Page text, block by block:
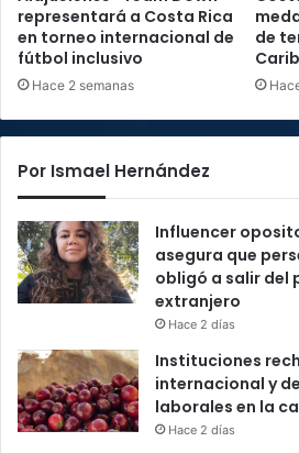
representará a Costa Rica
en torneo internacional de
fútbol inclusivo
Hace 2 semanas
de
Por Ismael Hernández
Influencer
asegura que
obligó a salir del
extranjero
Hace 2 días
Instituciones
internacional y
laborales en la
Hace 2 días